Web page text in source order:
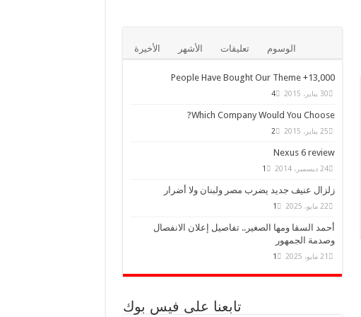
الأخيرة الأشهر تعليقات الوسوم
13,000+ People Have Bought Our Theme
30 يناير، 2015 4
Which Company Would You Choose?
25 يناير، 2015 2
Nexus 6 review
24 ديسمبر، 2014 1
زلزال عنيف جديد يضرب مصر ولبنان ولا أضرار
22 مايو، 2025 1
أحمد السقا ومها الصغير.. تفاصيل إعلان الانفصال
وصدمة الجمهور
21 مايو، 2025 1
تابعنا على فيس بوك